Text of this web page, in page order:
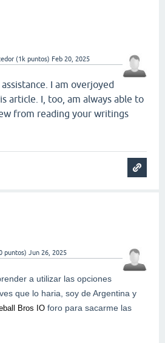
(1k puntos) Feb 20, 2025
I am overjoyed
article. I, too, am always able to
from reading your writings
puntos) Jun 26, 2025
a utilizar las opciones
que lo haria, soy de Argentina y
Bros IO foro para sacarme las